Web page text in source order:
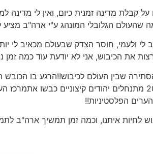
על קבלת מדינה זמנית כיום, ואין לי
שהעולם הגלובלי המונהג ע"י ארה"ב מציע
לי ולעמי, חוסר הצדק שבעולם מכאיב לי
את הכיבוש, אני לא יודעת עוד כמה
שבין העולם לכיבוש!!הרגע בו הכובש
הפלסטיניות!!
לחיות איתנו, וכמה זמן תמשיך ארה"ב